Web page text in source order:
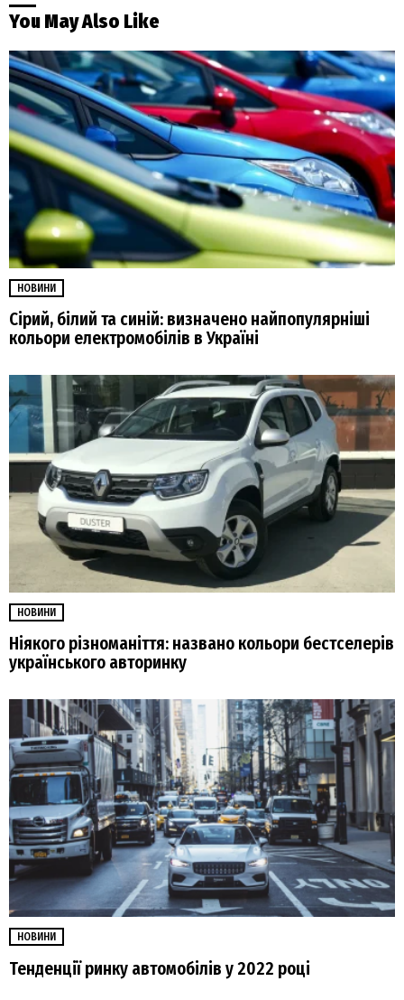
You May Also Like
НОВИНИ
Сірий, білий та синій: визначено найпопулярніші
кольори електромобілів в Україні
НОВИНИ
Ніякого різноманіття: названо кольори бестселерів
українського авторинку
НОВИНИ
Тенденції ринку автомобілів у 2022 році